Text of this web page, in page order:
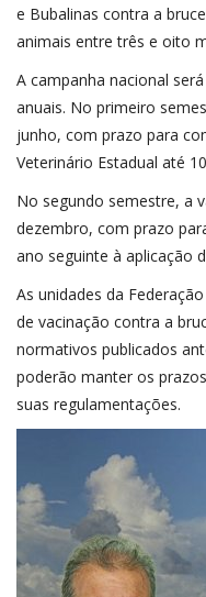
e Bubalinas contra a
animais entre três e oito
A campanha nacional
anuais. No primeiro
junho, com prazo para
Veterinário Estadual até
No segundo semestre, a
dezembro, com prazo
ano seguinte à aplicação
As unidades da
de vacinação contra a
normativos publicados
poderão manter os
suas regulamentações.